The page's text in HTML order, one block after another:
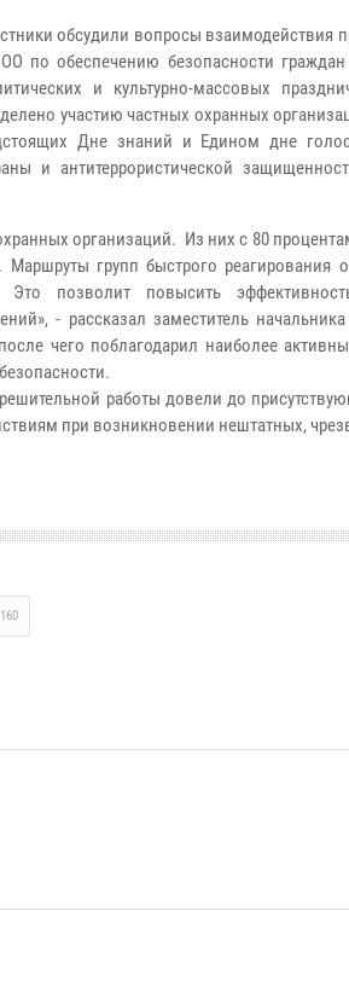
обсудили вопросы взаимодействия
по обеспечению безопасности
и культурно-массовых
участию частных охранных
Дне знаний и Едином дне
и антитеррористической
организаций. Из них с 80
групп быстрого реагирования
позволит повысить
- рассказал заместитель
чего поблагодарил наиболее
работы довели до
при возникновении нештатных,
160